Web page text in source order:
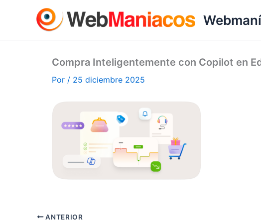
Compra Inteligentemente con Copilot en
Por / 25 diciembre 2025
ANTERIOR